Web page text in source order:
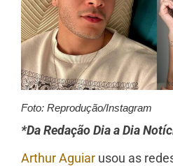
Foto: Reprodução/Instagram
*Da Redação Dia a Dia
Arthur Aguiar usou as